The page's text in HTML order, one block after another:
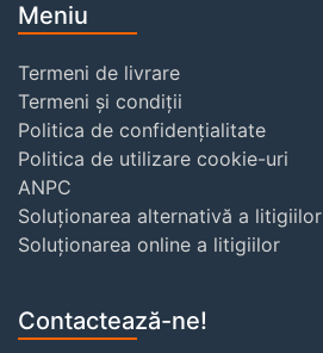
Meniu
Termeni de livrare
Termeni și condiții
Politica de confidențialitate
Politica de utilizare cookie-uri
ANPC
Soluționarea alternativă a litigiilor
Soluționarea online a litigiilor
Contactează-ne!